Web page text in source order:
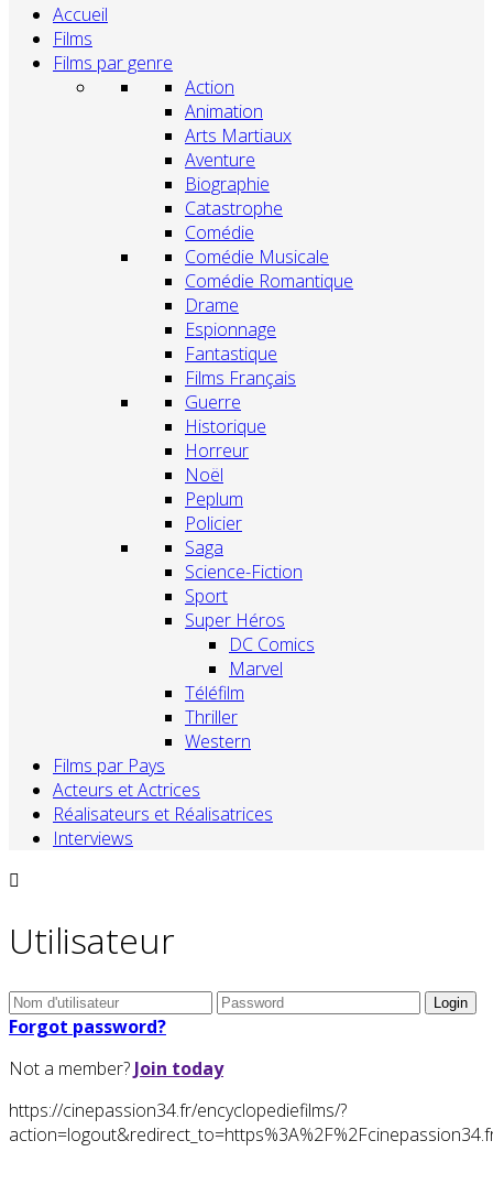
Accueil
Films
Films par genre
Action
Animation
Arts Martiaux
Aventure
Biographie
Catastrophe
Comédie
Comédie Musicale
Comédie Romantique
Drame
Espionnage
Fantastique
Films Français
Guerre
Historique
Horreur
Noël
Peplum
Policier
Saga
Science-Fiction
Sport
Super Héros
DC Comics
Marvel
Téléfilm
Thriller
Western
Films par Pays
Acteurs et Actrices
Réalisateurs et Réalisatrices
Interviews
Utilisateur
Forgot password?
Not a member? Join today
https://cinepassion34.fr/encyclopediefilms/?